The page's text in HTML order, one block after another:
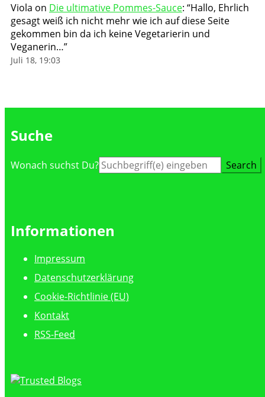
Viola on Die ultimative Pommes-Sauce: “Hallo, Ehrlich
gesagt weiß ich nicht mehr wie ich auf diese Seite
gekommen bin da ich keine Vegetarierin und
Veganerin…”
Juli 18, 19:03
Suche
Suche
Wonach suchst Du?
Informationen
Impressum
Datenschutzerklärung
Cookie-Richtlinie (EU)
Kontakt
RSS-Feed